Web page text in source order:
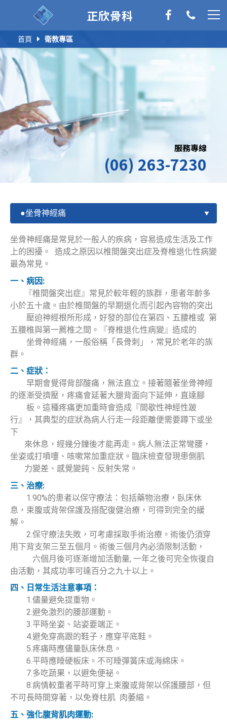
正欣骨科
服務專線
(06) 263-7230
首頁 衛教專區
坐骨神經痛是常見於一般人的疾病，容易造成生活及工作
上的困擾。 造成之原因以椎間盤突出症及脊椎退化性病變
最為常見。
一、病因:
『椎間盤突出症』常見於較年輕的族群，患者年齡多
小於五十歲。由於椎間盤的早期退化而引起內容物的突出
壓迫神經根所形成，好發的部位在第四、五腰椎或 第
五腰椎與第一薦椎之間。『脊椎退化性病變』造成的
坐骨神經痛，一般俗稱「長骨刺」，常見於老年的族
群。
二、症狀：
早期會覺得背部酸痛，無法直立。接著隨著坐骨神經
的逐漸受擠壓，疼痛會延著大腿背面向下延伸，直達腳
板。這種疼痛更加重時會造成『間歇性神經性跛
行』，其典型的症狀為病人行走一段距離便需要蹲下或坐
下
來休息，經幾分鐘後才能再走。病人無法正常彎腰，
坐姿或打噴嚏、咳嗽常加重症狀。臨床檢查發現患側肌
力變差、感覺變鈍、反射失常。
三、治療:
1.90%的患者以保守療法：包括藥物治療，臥床休
息，束腹或背架保護及搭配復健治療，可得到完全的緩
解。
2.保守療法失敗，可考慮採取手術治療。術後仍須穿
用下背支架三至五個月。術後三個月內必須限制活動，
六個月後可逐漸增加活動量, 一年之後可完全恢復自
由活動，其成功率可達百分之九十以上。
四、日常生活注意事項：
1.儘量避免提重物。
2.避免激烈的腰部運動。
3.平時坐姿、站姿要端正。
4.避免穿高跟的鞋子，應穿平底鞋。
5.疼痛時應儘量臥床休息。
6.平時應睡硬板床。不可睡彈簧床或海綿床。
7.多吃蔬果，以避免便祕。
8.病情較重者平時可穿上束腹或背架以保護腰部，但
不可長時間穿著，以免脊柱肌 肉萎縮。
五、強化腹背肌肉運動: